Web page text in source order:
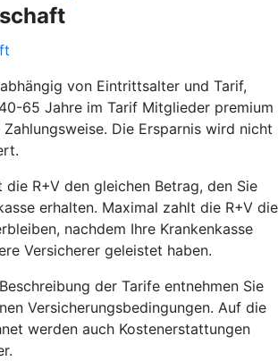
von Eintrittsalter und Tarif,
65 Jahre im Tarif Mitglieder premium
Die Ersparnis wird nicht
die R+V den gleichen Betrag, den Sie
erhalten. Maximal zahlt die R+V die
nachdem Ihre Krankenkasse
Versicherer geleistet haben.
der Tarife entnehmen Sie
Versicherungsbedingungen. Auf die
werden auch Kostenerstattungen